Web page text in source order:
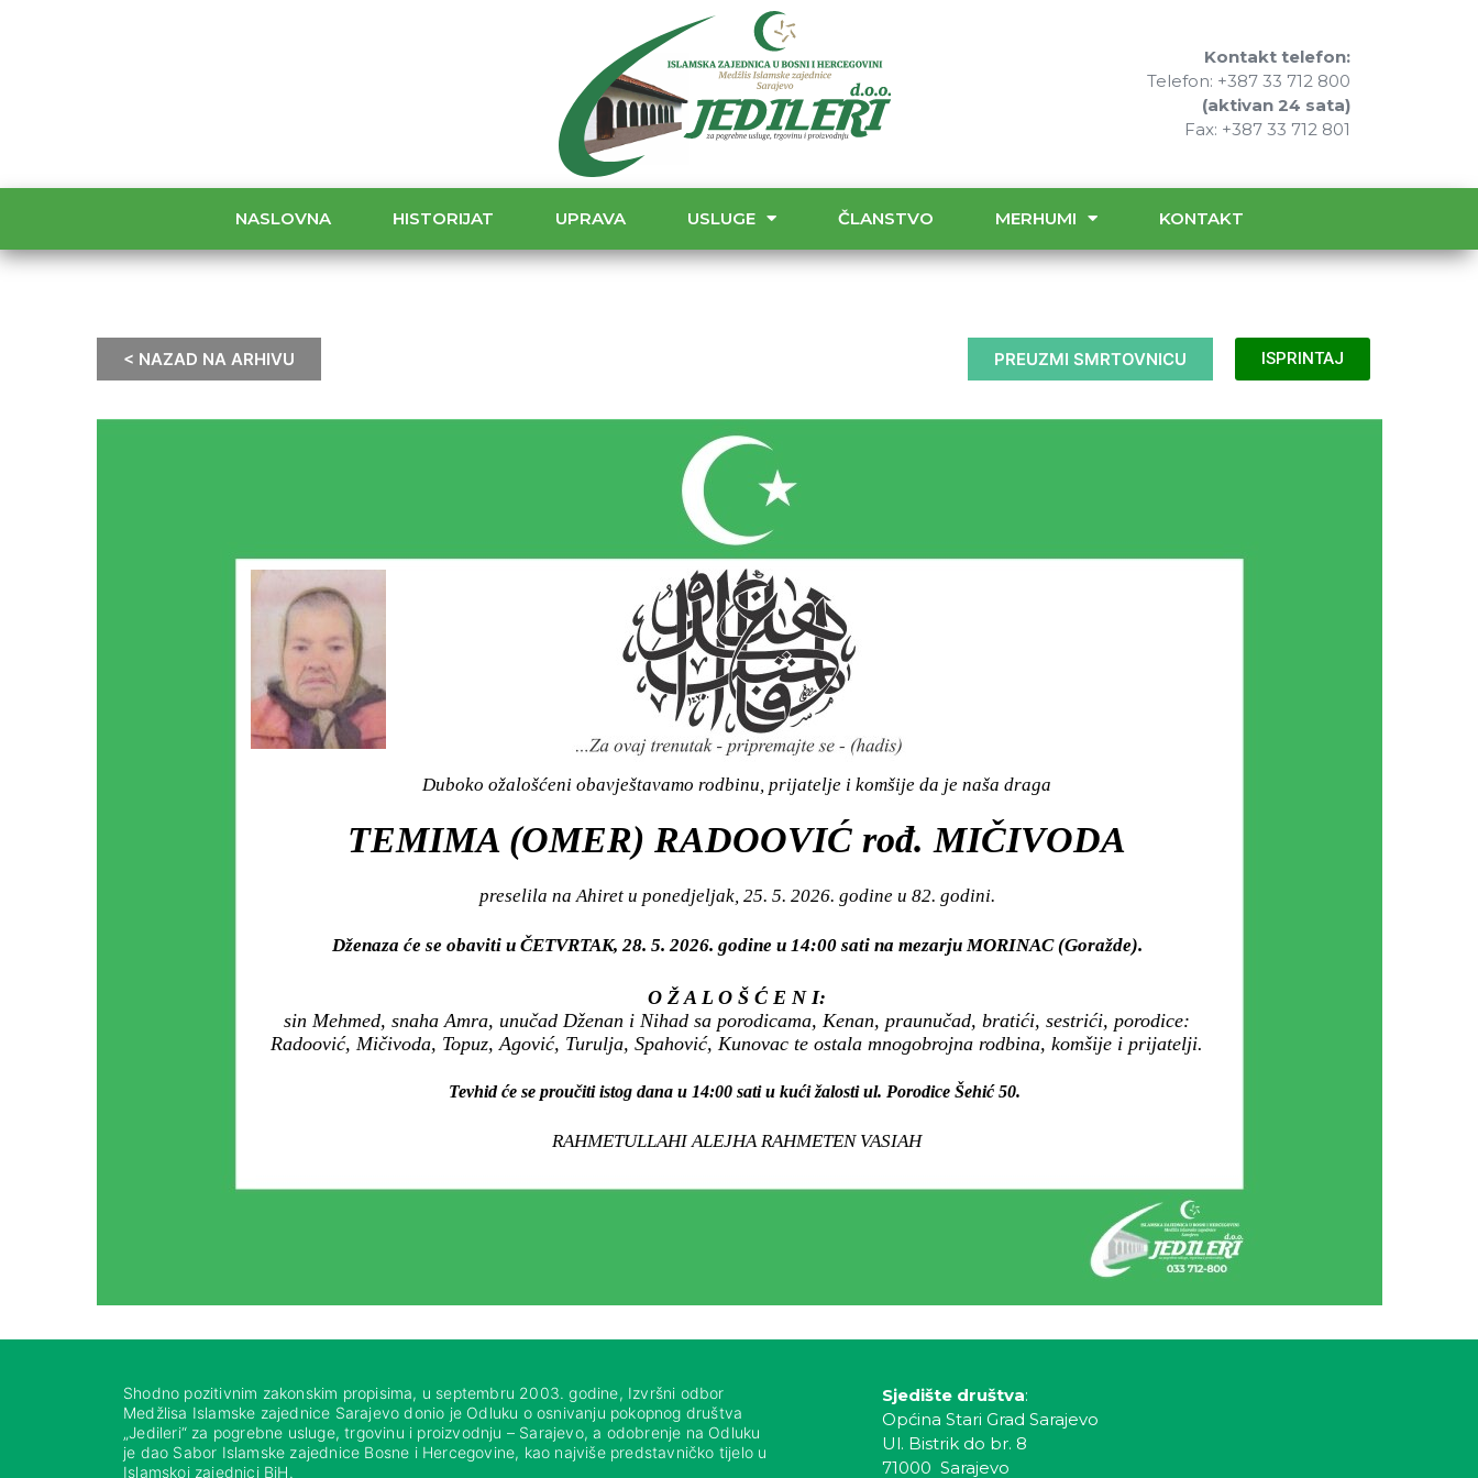
Kontakt telefon:
Telefon: +387 33 712 800
(aktivan 24 sata)
Fax: +387 33 712 801
NASLOVNA HISTORIJAT UPRAVA USLUGE ČLANSTVO MERHUMI KONTAKT
< NAZAD NA ARHIVU PREUZMI SMRTOVNICU ISPRINTAJ
Duboko ožalošćeni obavještavamo rodbinu, prijatelje i komšije da je naša draga
TEMIMA (OMER) RADOOVIĆ rođ. MIČIVODA
preselila na Ahiret u ponedjeljak, 25. 5. 2026. godine u 82. godini.
Dženaza će se obaviti u ČETVRTAK, 28. 5. 2026. godine u 14:00 sati na mezarju MORINAC (Goražde).
O Ž A L O Š Ć E N I:
sin Mehmed, snaha Amra, unučad Dženan i Nihad sa porodicama, Kenan, praunučad, bratići, sestrići, porodice:
Radoović, Mičivoda, Topuz, Agović, Turulja, Spahović, Kunovac te ostala mnogobrojna rodbina, komšije i prijatelji.
Tevhid će se proučiti istog dana u 14:00 sati u kući žalosti ul. Porodice Šehić 50.
RAHMETULLAHI ALEJHA RAHMETEN VASIAH
Shodno pozitivnim zakonskim propisima, u septembru 2003. godine, Izvršni odbor
Medžlisa Islamske zajednice Sarajevo donio je Odluku o osnivanju pokopnog društva
„Jedileri“ za pogrebne usluge, trgovinu i proizvodnju – Sarajevo, a odobrenje na Odluku
je dao Sabor Islamske zajednice Bosne i Hercegovine, kao najviše predstavničko tijelo u
Islamskoj zajednici BiH.
Sjedište društva:
Općina Stari Grad Sarajevo
Ul. Bistrik do br. 8
71000 Sarajevo